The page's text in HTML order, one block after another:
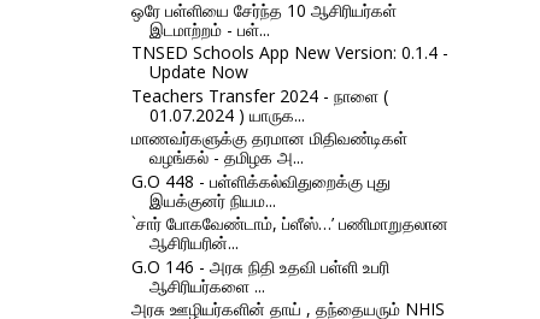
ஒரே பள்ளியை சேர்ந்த 10 ஆசிரியர்கள்
இடமாற்றம் - பள்...
TNSED Schools App New Version: 0.1.4 -
Update Now
Teachers Transfer 2024 - நாளை (
01.07.2024 ) யாருக...
மாணவர்களுக்கு தரமான மிதிவண்டிகள்
வழங்கல் - தமிழக அ...
G.O 448 - பள்ளிக்கல்விதுறைக்கு புது
இயக்குனர் நியம...
`சார் போகவேண்டாம், ப்ளீஸ்…’ பணிமாறுதலான
ஆசிரியரின்...
G.O 146 - அரசு நிதி உதவி பள்ளி உபரி
ஆசிரியர்களை ...
அரசு ஊழியர்களின் தாய் , தந்தையரும் NHIS